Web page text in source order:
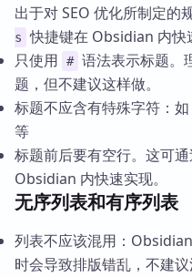
出于对 SEO 优化所制定的
s 快捷键在 Obsidian 内快
只使用
# 语法表示标题。
题，但不建议这样做。
标题不应含有特殊字符：
等
标题前后要有空行。这可
Obsidian 内快速实现。
无序列表和有序列表
列表不应该混用：
时会导致排版错乱，不建议